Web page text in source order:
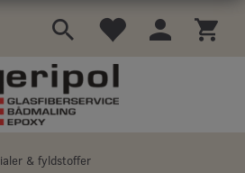
& fyldstoffer